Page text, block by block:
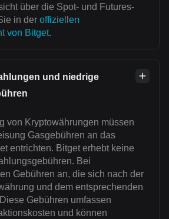
über die Spot- und Futures-
in der offiziellen
von Bitget.
und niedrige
von Kryptowährungen müssen
Gasgebühren an das
entrichten. Bitget erhebt keine
Bei
Gebühren an, die sich nach der
und dem entsprechenden
Gebühren umfassen
und können